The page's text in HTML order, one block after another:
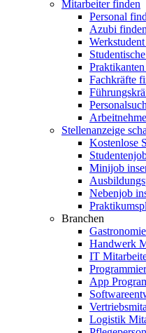
Mitarbeiter finden
Personal
Azubi finden
Fachkräfte
Stellenanzeige
Kostenlose
Minijob
Nebenjob
Branchen
Handwerk
IT
App
Logistik